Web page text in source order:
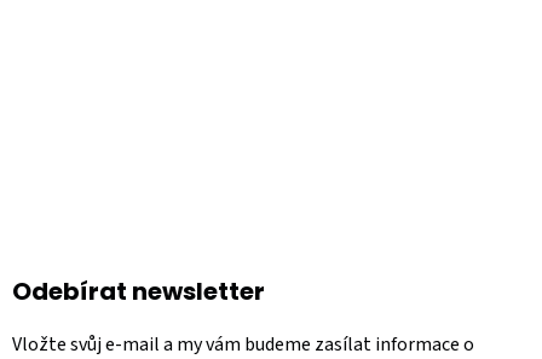
Odebírat newsletter
Vložte svůj e-mail a my vám budeme zasílat informace o